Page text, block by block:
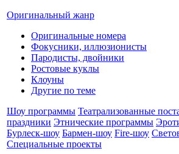
Оригинальный жанр
Оригинальные номера
Фокусники, иллюзионисты
Пародисты, двойники
Ростовые куклы
Клоуны
Другие по теме
Шоу программы Театрализованные
праздники Этнические программы
Бурлеск-шоу Бармен-шоу Fire-шоу
Специальные проекты